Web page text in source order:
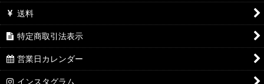
送料
特定商取引法表示
営業日カレンダー
インスタグラム